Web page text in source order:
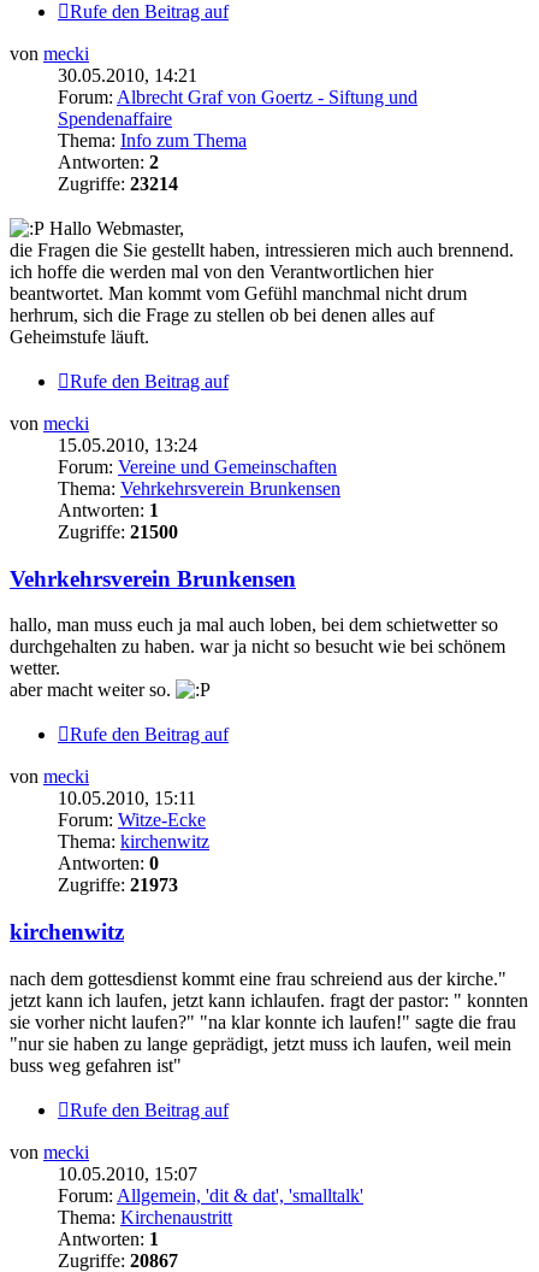
Rufe den Beitrag auf
von mecki
30.05.2010, 14:21
Forum: Albrecht Graf von Goertz - Siftung und
Spendenaffaire
Thema: Info zum Thema
Antworten: 2
Zugriffe: 23214
Hallo Webmaster,
die Fragen die Sie gestellt haben, intressieren mich auch brennend.
ich hoffe die werden mal von den Verantwortlichen hier
beantwortet. Man kommt vom Gefühl manchmal nicht drum
herhrum, sich die Frage zu stellen ob bei denen alles auf
Geheimstufe läuft.
Rufe den Beitrag auf
von mecki
15.05.2010, 13:24
Forum: Vereine und Gemeinschaften
Thema: Vehrkehrsverein Brunkensen
Antworten: 1
Zugriffe: 21500
Vehrkehrsverein Brunkensen
hallo, man muss euch ja mal auch loben, bei dem schietwetter so
durchgehalten zu haben. war ja nicht so besucht wie bei schönem
wetter.
aber macht weiter so.
Rufe den Beitrag auf
von mecki
10.05.2010, 15:11
Forum: Witze-Ecke
Thema: kirchenwitz
Antworten: 0
Zugriffe: 21973
kirchenwitz
nach dem gottesdienst kommt eine frau schreiend aus der kirche."
jetzt kann ich laufen, jetzt kann ichlaufen. fragt der pastor: " konnten
sie vorher nicht laufen?" "na klar konnte ich laufen!" sagte die frau
"nur sie haben zu lange geprädigt, jetzt muss ich laufen, weil mein
buss weg gefahren ist"
Rufe den Beitrag auf
von mecki
10.05.2010, 15:07
Forum: Allgemein, 'dit & dat', 'smalltalk'
Thema: Kirchenaustritt
Antworten: 1
Zugriffe: 20867